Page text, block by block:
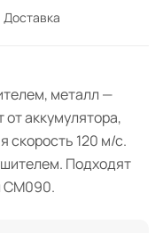
Доставка
металл —
аккумулятора,
скорость 120 м/с.
Подходят
CM090.